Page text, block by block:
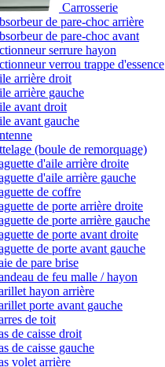
Carrosserie
de pare-choc arrière
de pare-choc avant
serrure hayon
verrou trappe d'essence
arrière droit
arrière gauche
avant droit
avant gauche
(boule de remorquage)
d'aile arrière droite
d'aile arrière gauche
de coffre
de porte arrière droite
de porte arrière gauche
de porte avant droite
de porte avant gauche
de pare brise
de feu malle / hayon
hayon arrière
porte avant gauche
de toit
de caisse droit
de caisse gauche
volet arrière